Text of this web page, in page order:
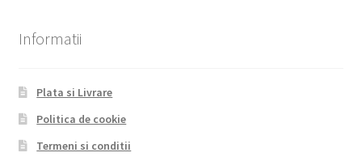
Informatii
Plata si Livrare
Politica de cookie
Termeni si conditii